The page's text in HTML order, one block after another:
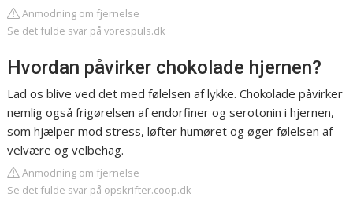
Anmodning om fjernelse
Se det fulde svar på vorespuls.dk
Hvordan påvirker chokolade hjernen?
Lad os blive ved det med følelsen af lykke. Chokolade påvirker
nemlig også frigørelsen af endorfiner og serotonin i hjernen,
som hjælper mod stress, løfter humøret og øger følelsen af
velvære og velbehag.
Anmodning om fjernelse
Se det fulde svar på opskrifter.coop.dk